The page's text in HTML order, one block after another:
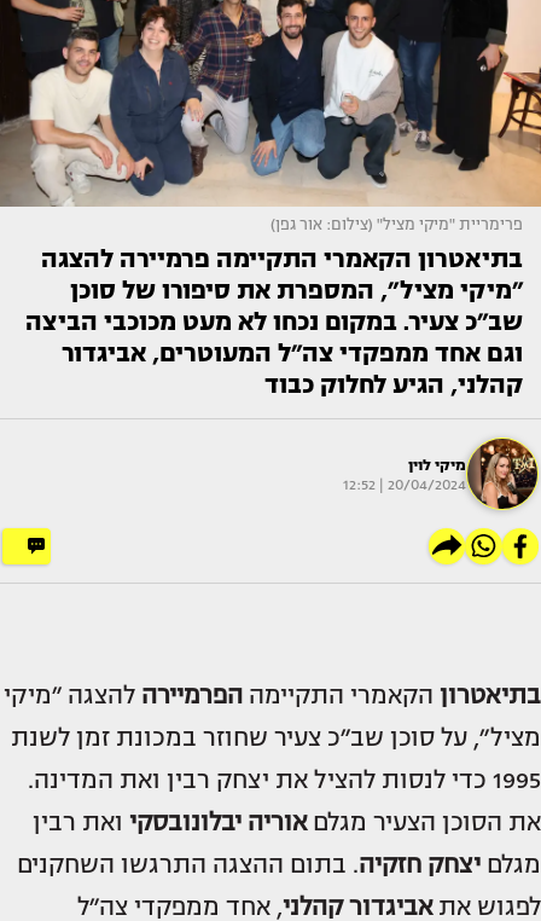
פרימריית "מיקי מציל" (צילום: אור גפן)
בתיאטרון הקאמרי התקיימה פרמיירה להצגה
״מיקי מציל״, המספרת את סיפורו של סוכן
שב״כ צעיר. במקום נכחו לא מעט מכוכבי הביצה
וגם אחד ממפקדי צה״ל המעוטרים, אביגדור
קהלני, הגיע לחלוק כבוד
מיקי לוין
20/04/2024 | 12:52
בתיאטרון הקאמרי התקיימה הפרמיירה להצגה ״מיקי
מציל״, על סוכן שב״כ צעיר שחוזר במכונת זמן לשנת
1995 כדי לנסות להציל את יצחק רבין ואת המדינה.
את הסוכן הצעיר מגלםאוריה יבלונובסקי ואת רבין
מגלם יצחק חזקיה. בתום ההצגה התרגשו השחקנים
לפגוש אתאביגדור קהלני, אחד ממפקדי צה״ל